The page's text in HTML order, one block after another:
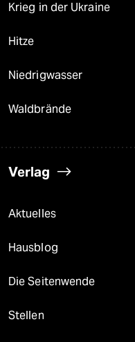
Krieg in der Ukraine
Hitze
Niedrigwasser
Waldbrände
Verlag
Aktuelles
Hausblog
Die Seitenwende
Stellen